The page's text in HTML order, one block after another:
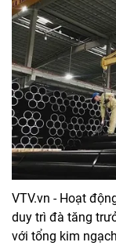
VTV.vn - Hoạt
duy trì đà tăng
với tổng kim